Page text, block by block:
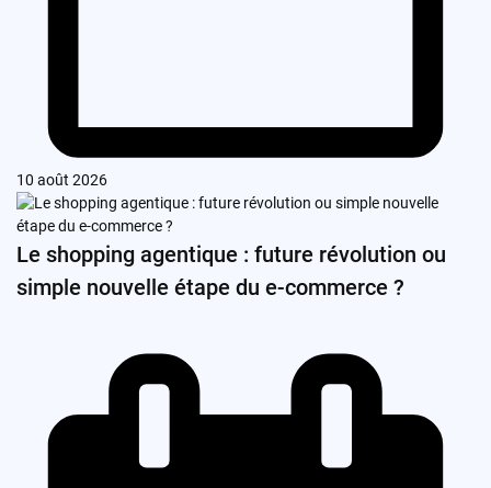
10 août 2026
Le shopping agentique : future révolution ou
simple nouvelle étape du e-commerce ?